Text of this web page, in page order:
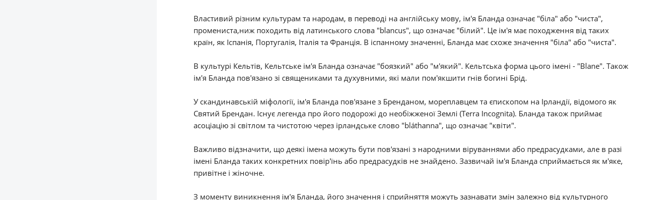
Властивий різним культурам та народам, в переводі на англійську мову, ім'я Бланда означає "біла" або "чиста",
промениста,ниж походить від латинського слова "blancus", що означає "білий". Це ім'я має походження від таких
країн, як Іспанія, Португалія, Італія та Франція. В іспанному значенні, Бланда має схоже значення "біла" або "чиста".
В культурі Кельтів, Кельтське ім'я Бланда означає "боязкий" або "м'який". Кельтська форма цього імені - "Blane". Також
ім'я Бланда пов'язано зі священиками та духувними, які мали пом'якшити гнів богині Брід.
У скандинавській міфології, ім'я Бланда пов'язане з Бренданом, мореплавцем та єпископом на Ірландії, відомого як
Святий Брендан. Існує легенда про його подорожі до необіжженої Землі (Terra Incognita). Бланда також приймає
асоціацію зі світлом та чистотою через ірландське слово "bláthanna", що означає "квіти".
Важливо відзначити, що деякі імена можуть бути пов'язані з народними віруваннями або предрасудками, але в разі
імені Бланда таких конкретних повір'їнь або предрасудків не знайдено. Зазвичай ім'я Бланда сприймається як м'яке,
привітне і жіночне.
З моменту виникнення ім'я Бланда, його значення і сприйняття можуть зазнавати змін залежно від культурного